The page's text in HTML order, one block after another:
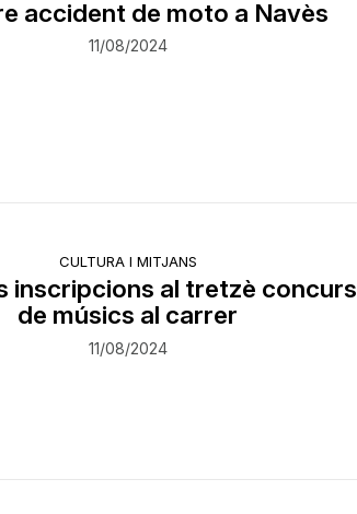
accident de moto a Navès
11/08/2024
CULTURA I MITJANS
inscripcions al tretzè concurs
de músics al carrer
11/08/2024